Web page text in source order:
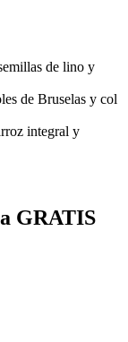
de lino y
de Bruselas y col
integral y
GRATIS